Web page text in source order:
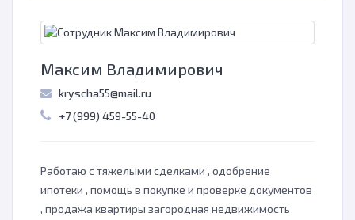
Максим Владимирович
kryscha55@mail.ru
+7 (999) 459-55-40
Работаю с тяжелыми сделками , одобрение
ипотеки , помощь в покупке и проверке документов
, продажа квартиры загородная недвижимость